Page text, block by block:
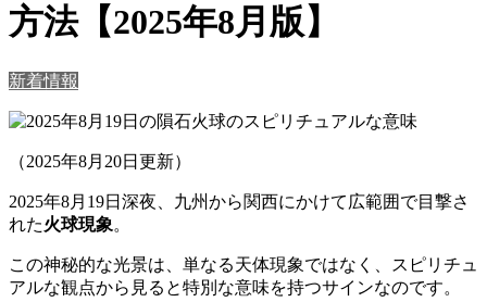
方法【2025年8月版】
新着情報
（2025年8月20日更新）
2025年8月19日深夜、九州から関西にかけて広範囲で目撃さ
れた火球現象。
この神秘的な光景は、単なる天体現象ではなく、スピリチュ
アルな観点から見ると特別な意味を持つサインなのです。